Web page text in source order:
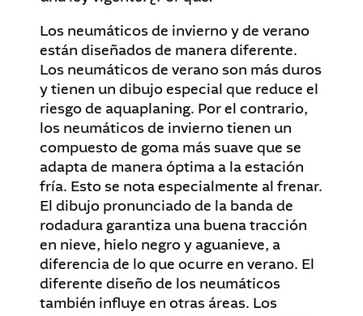
Los neumáticos de invierno y de verano
están diseñados de manera diferente.
Los neumáticos de verano son más duros
y tienen un dibujo especial que reduce el
riesgo de aquaplaning. Por el contrario,
los neumáticos de invierno tienen un
compuesto de goma más suave que se
adapta de manera óptima a la estación
fría. Esto se nota especialmente al frenar.
El dibujo pronunciado de la banda de
rodadura garantiza una buena tracción
en nieve, hielo negro y aguanieve, a
diferencia de lo que ocurre en verano. El
diferente diseño de los neumáticos
también influye en otras áreas. Los